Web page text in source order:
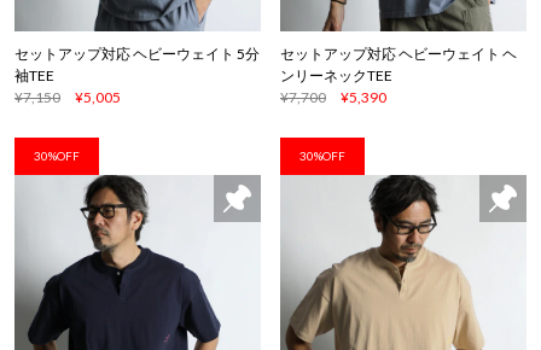
セットアップ対応 ヘビーウェイト 5分
袖TEE
¥7,150
¥5,005
セットアップ対応 ヘビーウェイト ヘ
ンリーネックTEE
¥7,700
¥5,390
30%OFF 30%OFF